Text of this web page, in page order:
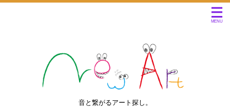
音と繋がるアート探し。